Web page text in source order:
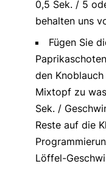
0,5 Sek. / 5
behalten uns
Fügen Sie
den
Mixtopf zu
Sek. /
Reste auf die
Löffel-